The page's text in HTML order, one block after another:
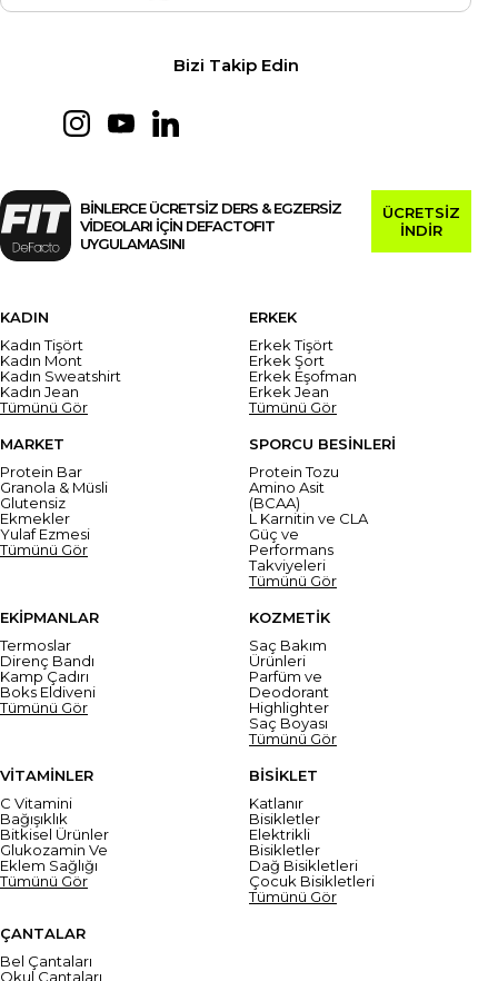
Bizi Takip Edin
BİNLERCE ÜCRETSİZ DERS & EGZERSİZ
VİDEOLARI İÇİN DEFACTOFIT
UYGULAMASINI
ÜCRETSİZ
İNDİR
KADIN
Kadın Tişört
Kadın Mont
Kadın Sweatshirt
Kadın Jean
Tümünü Gör
ERKEK
Erkek Tişört
Erkek Şort
Erkek Eşofman
Erkek Jean
Tümünü Gör
MARKET
Protein Bar
Granola & Müsli
Glutensiz
Ekmekler
Yulaf Ezmesi
Tümünü Gör
SPORCU BESİNLERİ
Protein Tozu
Amino Asit
(BCAA)
L Karnitin ve CLA
Güç ve
Performans
Takviyeleri
Tümünü Gör
EKİPMANLAR
Termoslar
Direnç Bandı
Kamp Çadırı
Boks Eldiveni
Tümünü Gör
KOZMETİK
Saç Bakım
Ürünleri
Parfüm ve
Deodorant
Highlighter
Saç Boyası
Tümünü Gör
VİTAMİNLER
C Vitamini
Bağışıklık
Bitkisel Ürünler
Glukozamin Ve
Eklem Sağlığı
Tümünü Gör
BİSİKLET
Katlanır
Bisikletler
Elektrikli
Bisikletler
Dağ Bisikletleri
Çocuk Bisikletleri
Tümünü Gör
ÇANTALAR
Bel Çantaları
Okul Çantaları